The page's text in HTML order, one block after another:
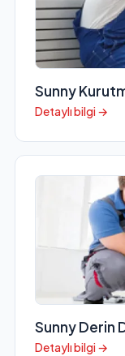
Sunny
Detaylı bilgi →
Sunny Derin
Detaylı bilgi →